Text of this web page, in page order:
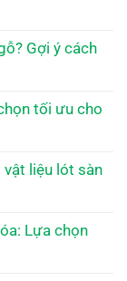
Gợi ý cách
tối ưu cho
vật liệu lót sàn
Lựa chọn